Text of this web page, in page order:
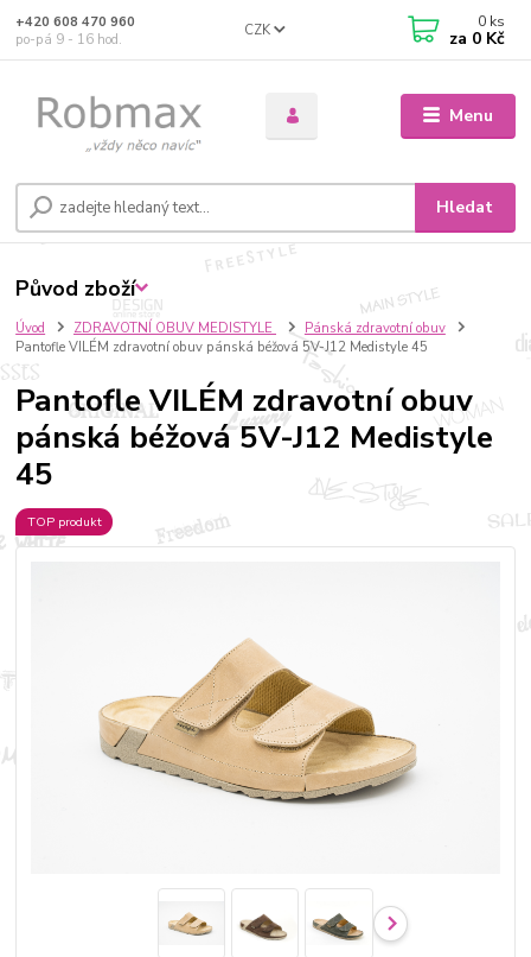
Menu
CZK
Hledat
+420 608 470 960
po-pá 9 - 16 hod.
0 ks
za 0 Kč
Úvod ZDRAVOTNÍ OBUV MEDISTYLE
Pánská zdravotní obuv
Pantofle VILÉM zdravotní obuv pánská béžová 5V-J12 Medistyle 45
Pantofle VILÉM zdravotní obuv
pánská béžová 5V-J12 Medistyle
45
TOP produkt
Původ zboží